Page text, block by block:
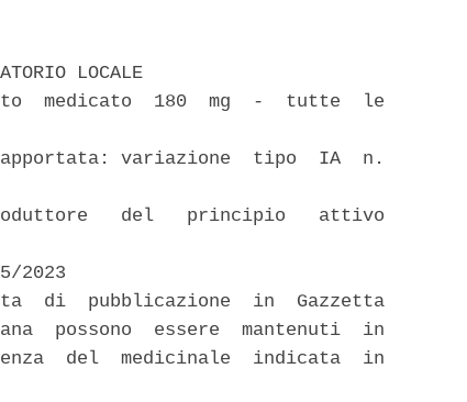
LOCALE
medicato  180  mg  -  tutte  le
variazione  tipo  IA  n.
del   principio   attivo
2023
di  pubblicazione  in  Gazzetta
possono  essere  mantenuti  in
del  medicinale  indicata  in